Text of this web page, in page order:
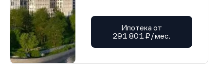
Ипотека от
291 801 ₽/мес.